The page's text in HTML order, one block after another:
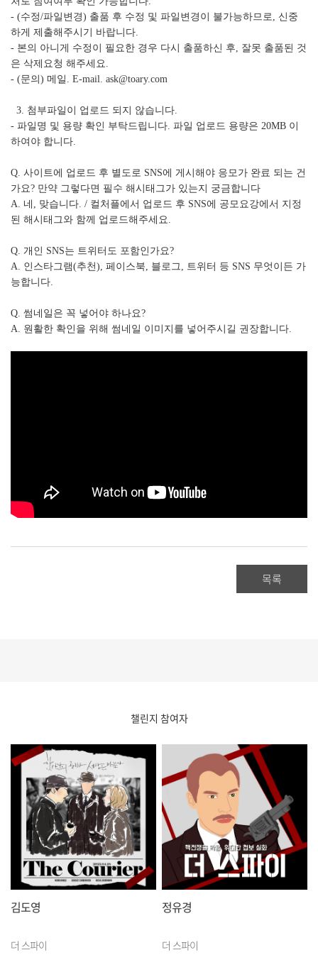
- (수정/파일변경) 출품 후 수정 및 파일변경이 불가능하므로, 신중
하게 제출해주시기 바랍니다.
- 본의 아니게 수정이 필요한 경우 다시 출품하신 후, 잘못 출품된 것
은 삭제요청 해주세요.
- (문의) 메일. E-mail. ask@toary.com
3. 첨부파일이 업로드 되지 않습니다.
- 파일명 및 용량 확인 부탁드립니다. 파일 업로드 용량은 20MB 이
하여야 합니다.
Q. 사이트에 업로드 후 별도로 SNS에 게시해야 응모가 완료 되는 건
가요? 만약 그렇다면 필수 해시태그가 있는지 궁금합니다
A. 네, 맞습니다. / 컬처플에서 업로드 후 SNS에 공모요강에서 지정
된 해시태그와 함께 업로드해주세요.
Q. 개인 SNS는 트위터도 포함인가요?
A. 인스타그램(추천), 페이스북, 블로그, 트위터 등 SNS 무엇이든 가
능합니다.
Q. 썸네일은 꼭 넣어야 하나요?
A. 원활한 확인을 위해 썸네일 이미지를 넣어주시길 권장합니다.
목록
챌린지 참여자
김도영
더 스파이
정유경
더 스파이